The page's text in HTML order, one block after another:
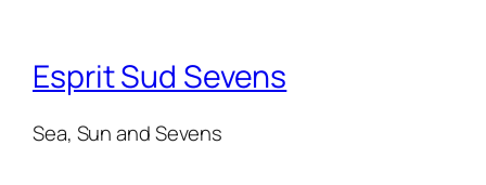
Esprit Sud Sevens
Sea, Sun and Sevens